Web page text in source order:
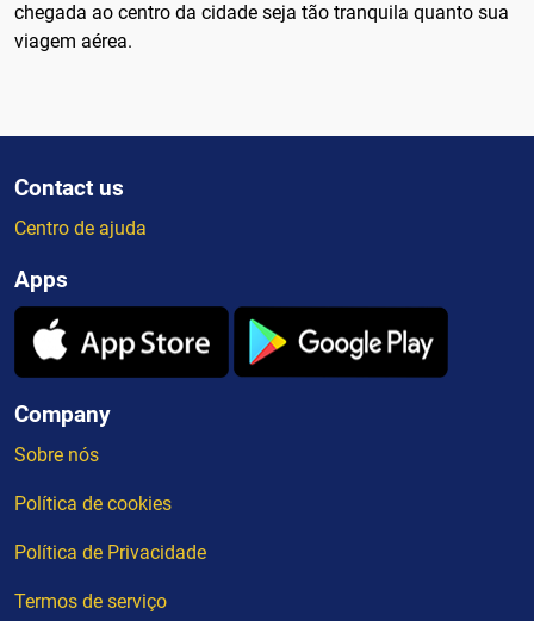
chegada ao centro da cidade seja tão tranquila quanto sua
viagem aérea.
Contact us
Centro de ajuda
Apps
Company
Sobre nós
Política de cookies
Política de Privacidade
Termos de serviço